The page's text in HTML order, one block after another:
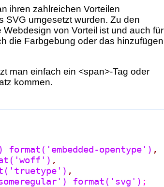
ihren zahlreichen Vorteilen
SVG umgesetzt wurden. Zu den
Webdesign von Vorteil ist und auch für
die Farbgebung oder das hinzufügen
man einfach ein <span>-Tag oder
kommen.
) format( 'embedded-opentype' ) ,
'woff' ) ,
'truetype' ) ,
) format( 'svg' ) ;